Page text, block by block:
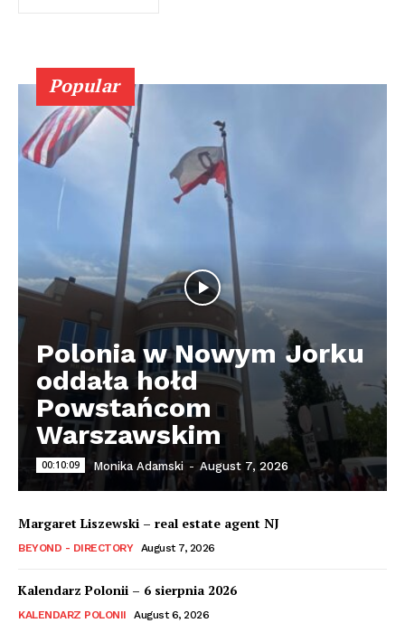
Popular
Polonia w Nowym Jorku
oddała hołd
Powstańcom
Warszawskim
00:10:09 Monika Adamski - August 7, 2026
Margaret Liszewski – real estate agent NJ
BEYOND - DIRECTORY August 7, 2026
Kalendarz Polonii – 6 sierpnia 2026
KALENDARZ POLONII August 6, 2026